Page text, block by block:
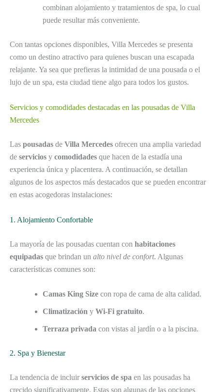
combinan alojamiento y tratamientos de spa, lo cual
puede resultar más conveniente.
Con tantas opciones disponibles, Villa Mercedes se presenta
como un destino atractivo para quienes buscan una escapada
relajante. Ya sea que prefieras la intimidad de una pousada o el
lujo de un spa, esta ciudad tiene algo para todos los gustos.
Servicios y comodidades destacadas en las pousadas de Villa
Mercedes
Las pousadas de Villa Mercedes ofrecen una amplia variedad
de servicios y comodidades que hacen de la estadía una
experiencia única y placentera. A continuación, se detallan
algunos de los aspectos más destacados que se pueden encontrar
en estas acogedoras instalaciones:
1. Alojamiento Confortable
La mayoría de las pousadas cuentan con habitaciones
equipadas que brindan un alto nivel de confort. Algunas
características comunes son:
Camas King Size con ropa de cama de alta calidad.
Climatización y Wi-Fi gratuito.
Terraza privada con vistas al jardín o a la piscina.
2. Spa y Bienestar
La tendencia de incluir servicios de spa en las pousadas ha
crecido significativamente. Estas son algunas de las opciones